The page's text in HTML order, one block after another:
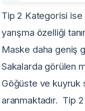
Tip 2 Kategorisi
yarışma özelliği
Maske daha geniş
Sakalarda görülen
Göğüste ve kuyruk
aranmaktadır. Tip